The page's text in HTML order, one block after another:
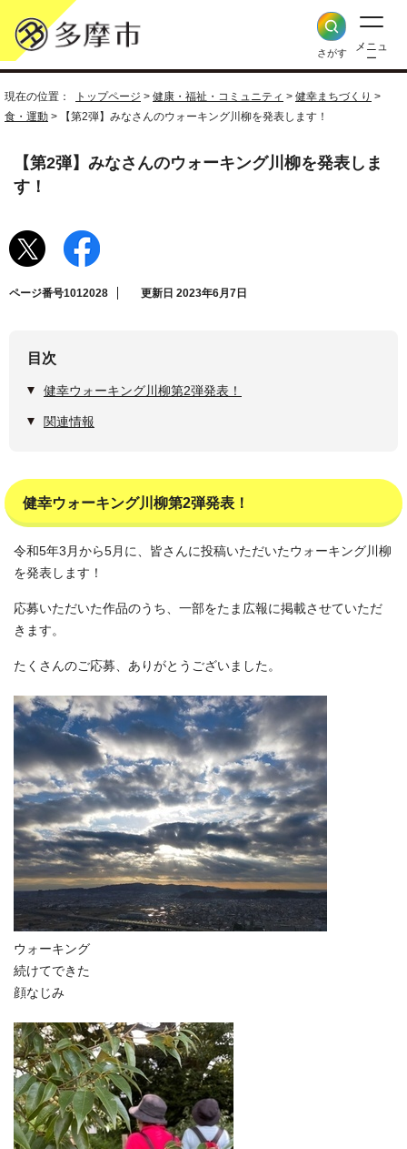
さがす
メニュ
ー
現在の位置： トップページ > 健康・福祉・コミュニティ > 健幸まちづくり >
食・運動 > 【第2弾】みなさんのウォーキング川柳を発表します！
【第2弾】みなさんのウォーキング川柳を発表しま
す！
ページ番号1012028 更新日 2023年6月7日
目次
健幸ウォーキング川柳第2弾発表！
関連情報
健幸ウォーキング川柳第2弾発表！
令和5年3月から5月に、皆さんに投稿いただいたウォーキング川柳
を発表します！
応募いただいた作品のうち、一部をたま広報に掲載させていただ
きます。
たくさんのご応募、ありがとうございました。
ウォーキング
続けてできた
顔なじみ